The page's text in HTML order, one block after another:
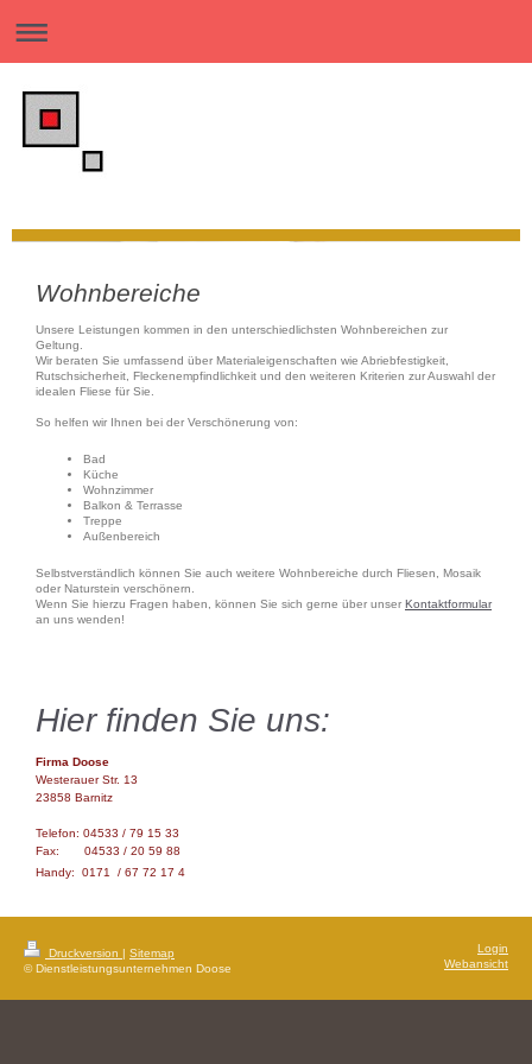
Wohnbereiche
Unsere Leistungen kommen in den unterschiedlichsten Wohnbereichen zur
Geltung.
Wir beraten Sie umfassend über Materialeigenschaften wie Abriebfestigkeit,
Rutschsicherheit, Fleckenempfindlichkeit und den weiteren Kriterien zur Auswahl der
idealen Fliese für Sie.
So helfen wir Ihnen bei der Verschönerung von:
Bad
Küche
Wohnzimmer
Balkon & Terrasse
Treppe
Außenbereich
Selbstverständlich können Sie auch weitere Wohnbereiche durch Fliesen, Mosaik
oder Naturstein verschönern.
Wenn Sie hierzu Fragen haben, können Sie sich gerne über unser Kontaktformular
an uns wenden!
Hier finden Sie uns:
Firma Doose
Westerauer Str. 13
23858 Barnitz
Telefon: 04533 / 79 15 33
Fax: 04533 / 20 59 88
Handy: 0171 / 67 72 17 4
Druckversion | Sitemap
© Dienstleistungsunternehmen Doose
Login
Webansicht